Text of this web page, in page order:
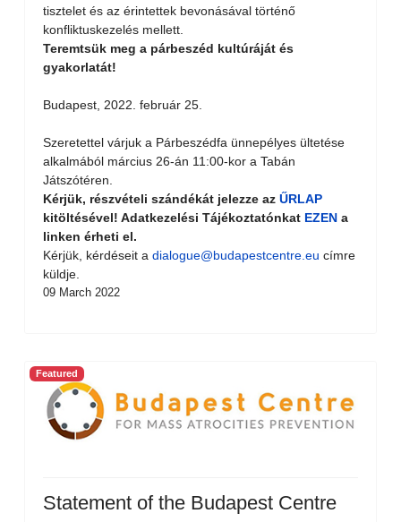
tisztelet és az érintettek bevonásával történő
konfliktuskezelés mellett.
Teremtsük meg a párbeszéd kultúráját és
gyakorlatát!
Budapest, 2022. február 25.
Szeretettel várjuk a Párbeszédfa ünnepélyes ültetése
alkalmából március 26-án 11:00-kor a Tabán
Játszótéren.
Kérjük, részvételi szándékát jelezze az ŰRLAP
kitöltésével! Adatkezelési Tájékoztatónkat EZEN a
linken érheti el.
Kérjük, kérdéseit a dialogue@budapestcentre.eu címre
küldje.
09 March 2022
Featured
Statement of the Budapest Centre